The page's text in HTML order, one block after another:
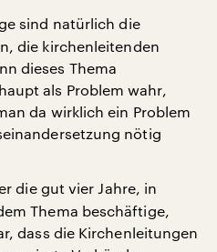
sind natürlich die
die kirchenleitenden
dieses Thema
als Problem wahr,
da wirklich ein Problem
nötig
die gut vier Jahre, in
Thema beschäftige,
dass die Kirchenleitungen